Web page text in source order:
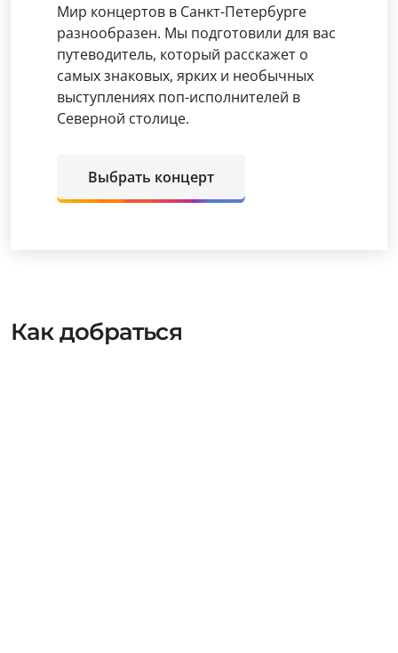
Мир концертов в Санкт-Петербурге
разнообразен. Мы подготовили для вас
путеводитель, который расскажет о
самых знаковых, ярких и необычных
выступлениях поп-исполнителей в
Северной столице.
Выбрать концерт
Как добраться